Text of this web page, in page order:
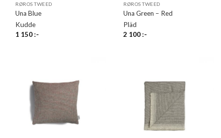
RØROS TWEED
Una Blue
Kudde
1 150:-
RØROS TWEED
Una Green – Red
Pläd
2 100:-